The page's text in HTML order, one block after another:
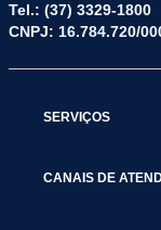
Tel.: (37) 3329-1800
CNPJ: 16.784.720/
SERVIÇOS
CANAIS DE